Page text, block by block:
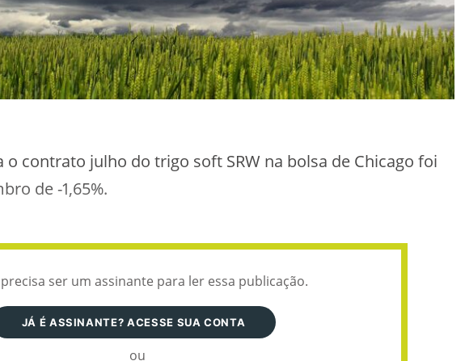
o contrato julho do trigo soft SRW na bolsa de Chicago foi
de -1,65%.
ser um assinante para ler essa publicação.
JÁ É ASSINANTE? ACESSE SUA CONTA
ou